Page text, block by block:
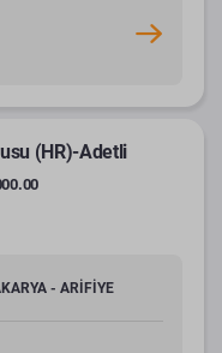
(HR)-Adetli
- ARİFİYE